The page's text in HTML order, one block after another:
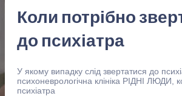
Коли потрібно
до психіатра
У якому випадку слід звертатися до
психоневрологічна клініка РІДНІ ЛЮДИ,
психіатра